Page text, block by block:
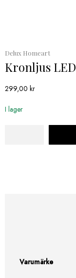
Delux Homeart
Kronljus
299,00 kr
I lager
Varumärke